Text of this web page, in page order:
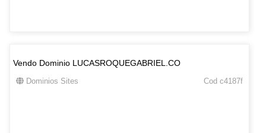
Vendo Dominio LUCASROQUEGABRIEL.CO
Dominios Sites Cod c4187f